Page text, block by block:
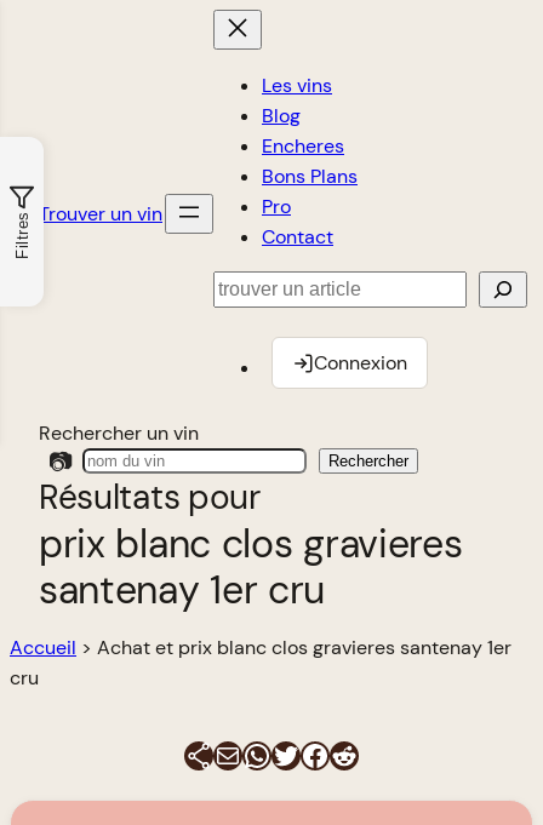
Trouver un vin
Les vins
Blog
Encheres
Bons Plans
Pro
Contact
Rechercher
Connexion
Rechercher un vin
📷 Rechercher
Résultats pour
prix blanc clos gravieres
santenay 1er cru
Accueil > Achat et prix blanc clos gravieres santenay 1er
cru
E-mailWhatsApp
Twitter
Facebook
Reddit
Filtres